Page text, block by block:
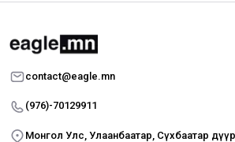
contact@eagle.mn
(976)-70129911
Монгол Улс, Улаанбаатар, Сүхбаатар